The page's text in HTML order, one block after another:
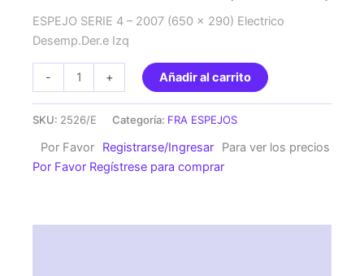
ESPEJO SERIE 4 – 2007 (650 x 290) Electrico
Desemp.Der.e Izq
-
SERIE
2007
(650
Electrico
+ Añadir al carrito
SKU: 2526/E Categoría: FRA ESPEJOS
Por Favor Registrarse/Ingresar
Para ver los precios
Por Favor Regístrese para comprar